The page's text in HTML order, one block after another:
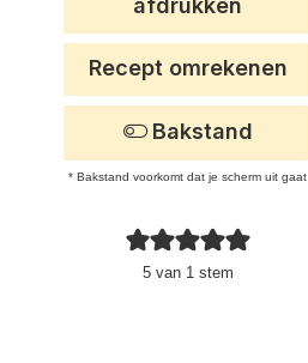
afdrukken
5van 1 stem
Recept omrekenen
Bakstand
* Bakstand voorkomt dat je scherm uit gaat